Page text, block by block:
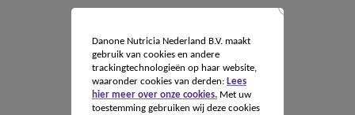
Danone Nutricia Nederland B.V. maakt
gebruik van cookies en andere
trackingtechnologieën op haar website,
waaronder cookies van derden: Lees
hier meer over onze cookies.Met uw
toestemming gebruiken wij deze cookies